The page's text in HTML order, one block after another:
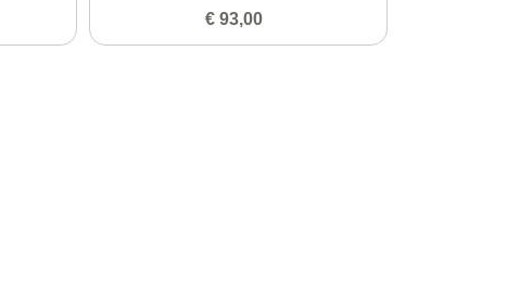
€ 93,00